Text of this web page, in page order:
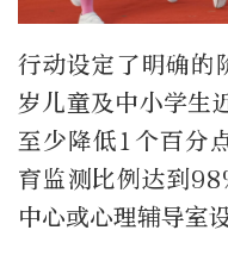
行动设定了明确
岁儿童及中小学生
至少降低1个百分
育监测比例达到
中心或心理辅导室